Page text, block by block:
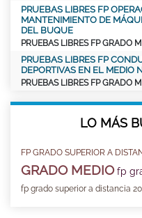
PRUEBAS LIBRES FP
MANTENIMIENTO DE
DEL BUQUE
PRUEBAS LIBRES FP GRADO
PRUEBAS LIBRES FP
DEPORTIVAS EN EL MEDIO
PRUEBAS LIBRES FP GRADO
LO MÁS
FP GRADO SUPERIOR A
GRADO MEDIO fp
fp grado superior a distancia